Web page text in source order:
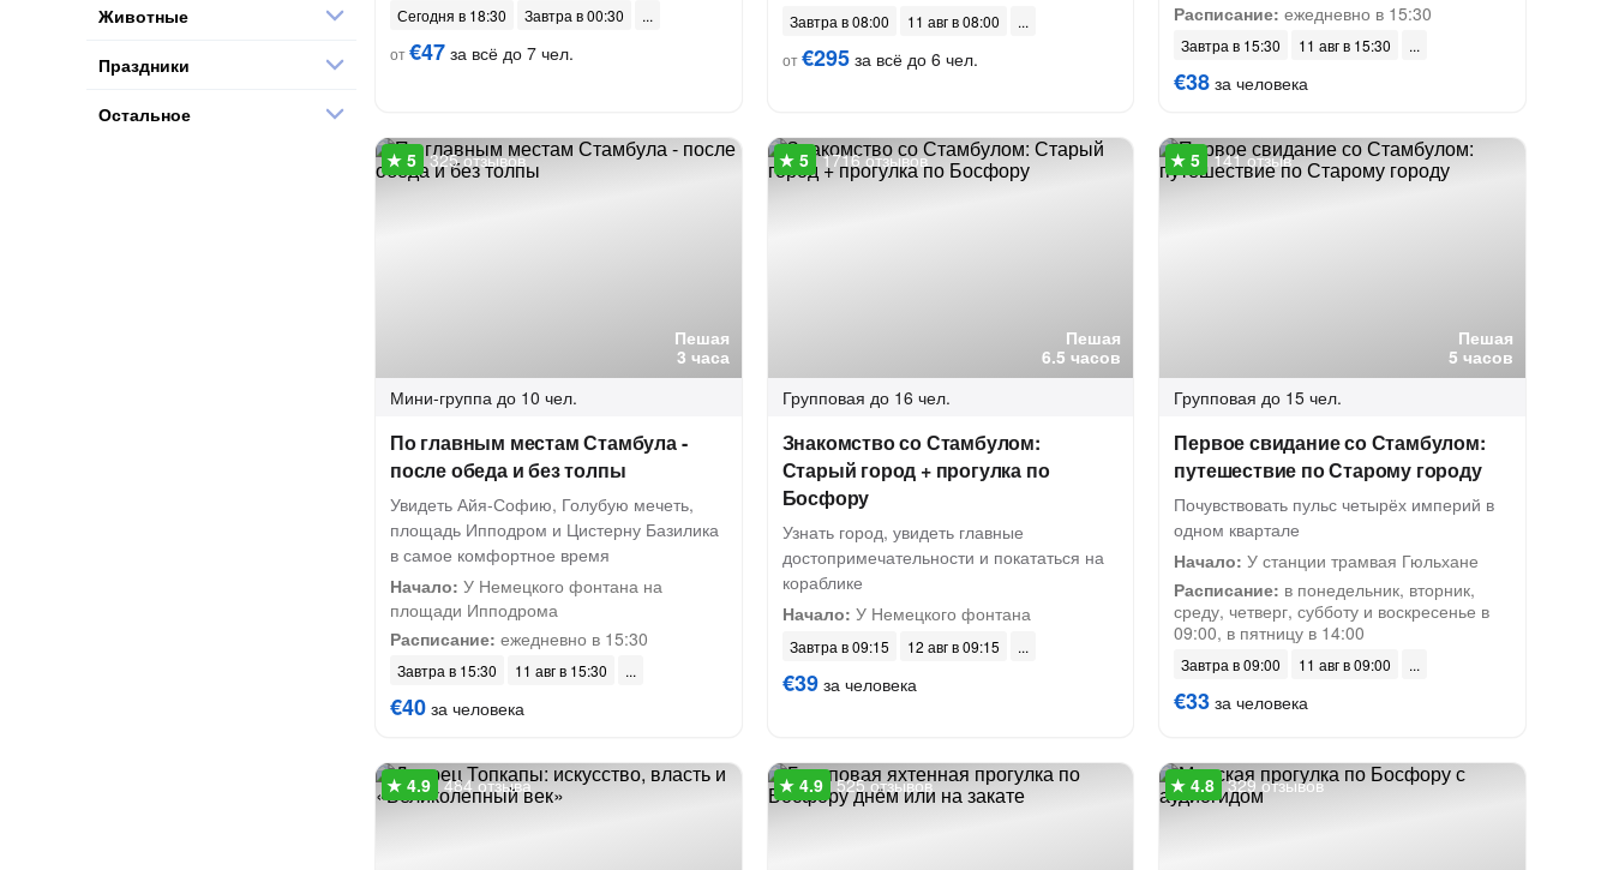
Сегодня в 18:30
Завтра в 00:30
от€47 за всё до 7 чел.
Завтра в 08:00
11 авг в 08:00
от€295за всё до 6 чел.
Расписание: ежедневно в 15:30
Завтра в 15:30 11 авг в 15:30
€38 за человека
Пешая
3 часа
325 отзывов
Мини-группа до 10 чел.
По главным местам Стамбула -
после обеда и без толпы
Увидеть Айя-Софию, Голубую мечеть,
площадь Ипподром и Цистерну Базилика
в самое комфортное время
Начало: У Немецкого фонтана на
площади Ипподрома
Расписание: ежедневно в 15:30
Завтра в 15:30 11 авг в 15:30
€40 за человека
Пешая
6.5 часов
1716 отзывов
Групповая до 16 чел.
Знакомство со Стамбулом:
Старый город + прогулка по
Босфору
Узнать город, увидеть главные
достопримечательности и покататься на
кораблике
Начало: У Немецкого фонтана
Завтра в 09:15 12 авг в 09:15
€39за человека
Пешая
5 часов
141 отзыв
Групповая до 15 чел.
Первое свидание со Стамбулом:
путешествие по Старому городу
Почувствовать пульс четырёх империй в
одном квартале
Начало: У станции трамвая Гюльхане
Расписание: в понедельник, вторник,
среду, четверг, субботу и воскресенье в
09:00, в пятницу в 14:00
Завтра в 09:00 11 авг в 09:00
€33 за человека
484 отзыва 525 отзывов 329 отзывов
Животные
Праздники
Остальное